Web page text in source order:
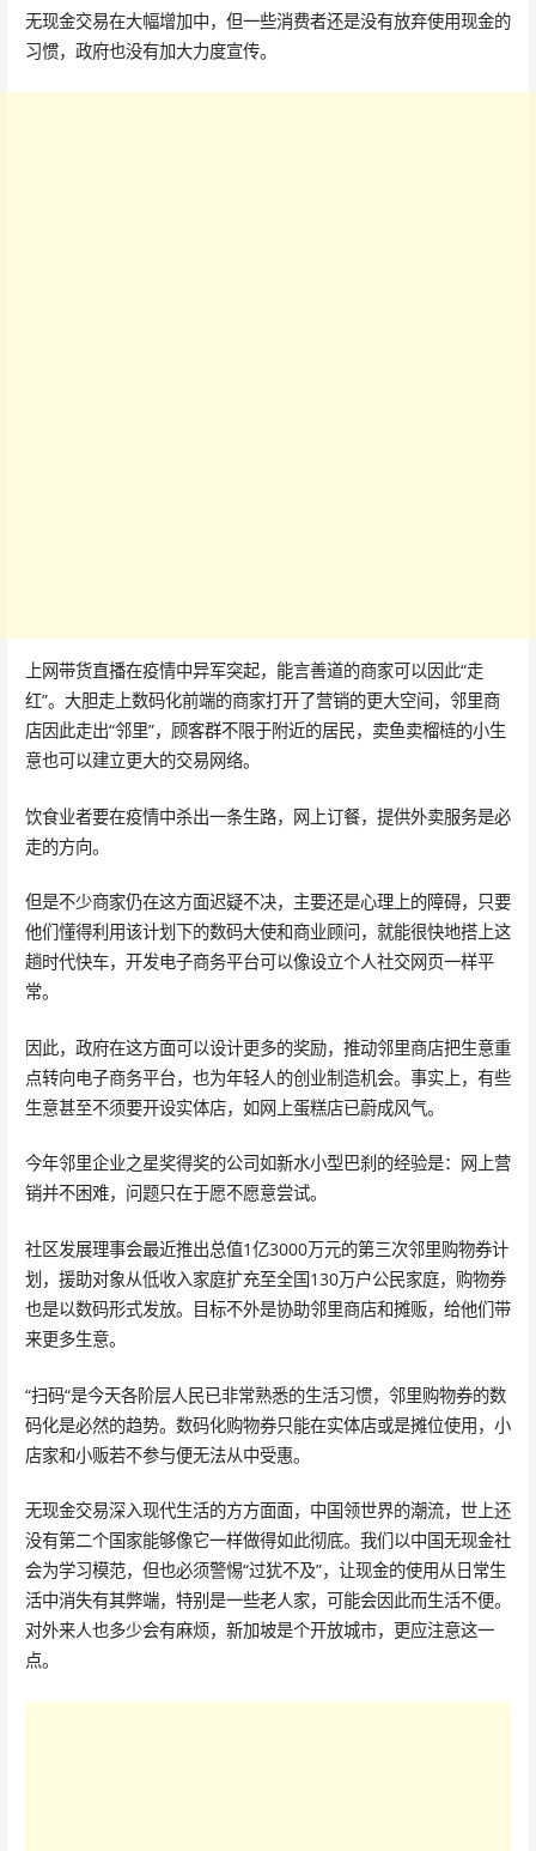
无现金交易在大幅增加中，但一些消费者还是没有放弃使用现金的
习惯，政府也没有加大力度宣传。
上网带货直播在疫情中异军突起，能言善道的商家可以因此“走
红”。大胆走上数码化前端的商家打开了营销的更大空间，邻里商
店因此走出“邻里”，顾客群不限于附近的居民，卖鱼卖榴梿的小生
意也可以建立更大的交易网络。
饮食业者要在疫情中杀出一条生路，网上订餐，提供外卖服务是必
走的方向。
但是不少商家仍在这方面迟疑不决，主要还是心理上的障碍，只要
他们懂得利用该计划下的数码大使和商业顾问，就能很快地搭上这
趟时代快车，开发电子商务平台可以像设立个人社交网页一样平
常。
因此，政府在这方面可以设计更多的奖励，推动邻里商店把生意重
点转向电子商务平台，也为年轻人的创业制造机会。事实上，有些
生意甚至不须要开设实体店，如网上蛋糕店已蔚成风气。
今年邻里企业之星奖得奖的公司如新水小型巴刹的经验是：网上营
销并不困难，问题只在于愿不愿意尝试。
社区发展理事会最近推出总值1亿3000万元的第三次邻里购物券计
划，援助对象从低收入家庭扩充至全国130万户公民家庭，购物券
也是以数码形式发放。目标不外是协助邻里商店和摊贩，给他们带
来更多生意。
“扫码“是今天各阶层人民已非常熟悉的生活习惯，邻里购物券的数
码化是必然的趋势。数码化购物券只能在实体店或是摊位使用，小
店家和小贩若不参与便无法从中受惠。
无现金交易深入现代生活的方方面面，中国领世界的潮流，世上还
没有第二个国家能够像它一样做得如此彻底。我们以中国无现金社
会为学习模范，但也必须警惕“过犹不及”，让现金的使用从日常生
活中消失有其弊端，特别是一些老人家，可能会因此而生活不便。
对外来人也多少会有麻烦，新加坡是个开放城市，更应注意这一
点。